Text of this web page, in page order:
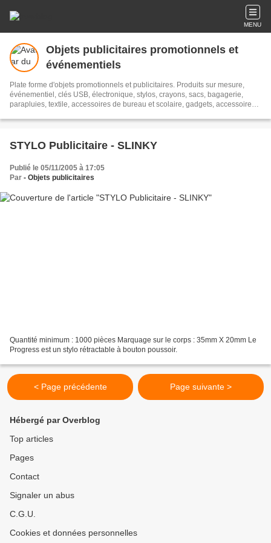
MENU
Objets publicitaires promotionnels et
événementiels
Plate forme d'objets promotionnels et publicitaires. Produits sur mesure,
événementiel, clés USB, électronique, stylos, crayons, sacs, bagagerie,
parapluies, textile, accessoires de bureau et scolaire, gadgets, accessoires
plein air, porte-clés,
STYLO Publicitaire - SLINKY
Publié le 05/11/2005 à 17:05
Par - Objets publicitaires
Quantité minimum : 1000 pièces Marquage sur le corps : 35mm X 20mm Le
Progress est un stylo rétractable à bouton poussoir.
< Page précédente Page suivante >
Hébergé par Overblog
Top articles
Pages
Contact
Signaler un abus
C.G.U.
Cookies et données personnelles